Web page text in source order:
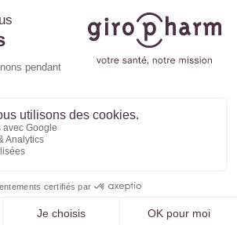
Politique de confidentialité
Site internet créé par